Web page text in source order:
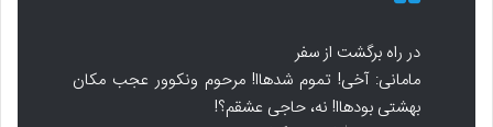
در راه برگشت از سفر
مامانی: آخی! تموم شدهاا! مرحوم ونکوور عجب مکان
بهشتی بودهاا! نه، حاجی عشقم؟!